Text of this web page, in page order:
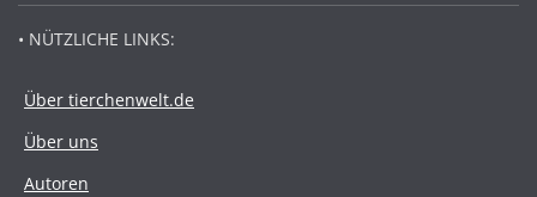
• NÜTZLICHE LINKS:
Über tierchenwelt.de
Über uns
Autoren